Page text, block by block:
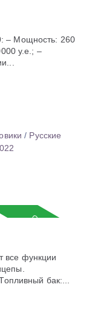
– Мощность: 260
у.е.; –
/ Русские
все функции
бак:...